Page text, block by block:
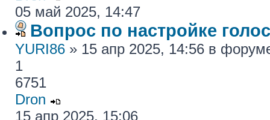
05 май 2025, 14:47
Вопрос по настройке
YURI86 » 15 апр 2025, 14:56 в
1
6751
Dron
15 апр 2025, 15:06